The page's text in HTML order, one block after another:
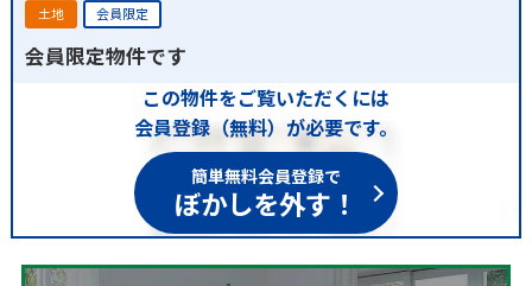
土地 会員限定
会員限定物件です
この物件をご覧いただくには
会員登録（無料）が必要です。
簡単無料会員登録で
ぼかしを外す！